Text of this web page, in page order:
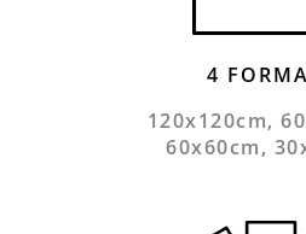
4
120x120cm,
60x60cm,